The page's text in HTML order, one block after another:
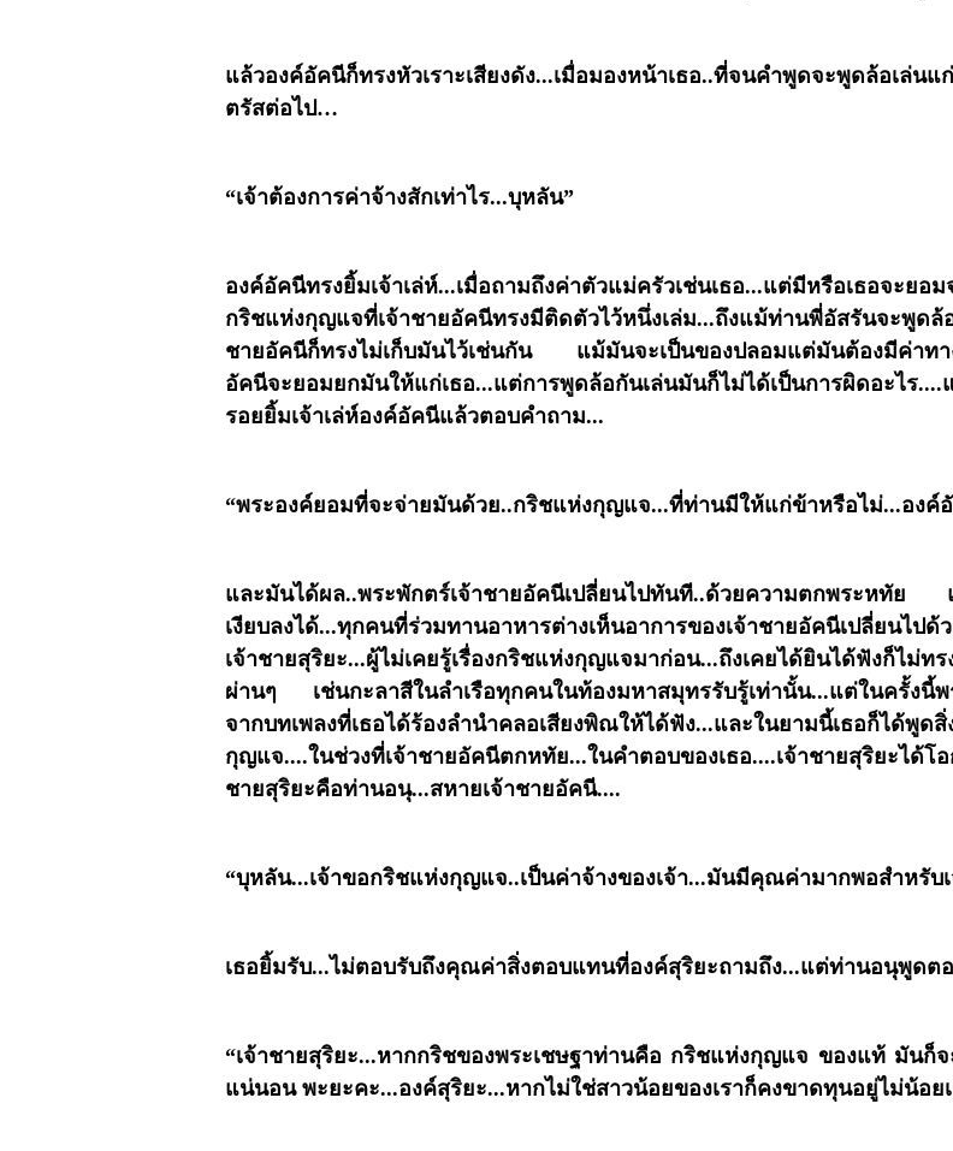
แล้วองค์อัคนีก็ทรงหัวเราะเสียงดัง...เมื่อมองหน้าเธอ..ที่จนคำพูดจะพูดล้อเล่น
ตรัสต่อไป…
“เจ้าต้องการค่าจ้างสักเท่าไร...บุหลัน”
องค์อัคนีทรงยิ้มเจ้าเล่ห์...เมื่อถามถึงค่าตัวแม่ครัวเช่นเธอ...แต่มีหรือเธอจะ
กริชแห่งกุญแจที่เจ้าชายอัคนีทรงมีติดตัวไว้หนึ่งเล่ม...ถึงแม้ท่านพี่อัสรันจะพูดล้
ชายอัคนีก็ทรงไม่เก็บมันไว้เช่นกัน แม้มันจะเป็นของปลอมแต่มันต้องมีค่าทา
อัคนีจะยอมยกมันให้แก่เธอ...แต่การพูดล้อกันเล่นมันก็ไม่ได้เป็นการผิดอะไร....
รอยยิ้มเจ้าเล่ห์องค์อัคนีแล้วตอบคำถาม...
“พระองค์ยอมที่จะจ่ายมันด้วย..กริชแห่งกุญแจ...ที่ท่านมีให้แก่ข้าหรือไม่...องค์
และมันได้ผล..พระพักตร์เจ้าชายอัคนีเปลี่ยนไปทันที..ด้วยความตกพระหทัย
เงียบลงได้...ทุกคนที่ร่วมทานอาหารต่างเห็นอาการของเจ้าชายอัคนีเปลี่ยนไ
เจ้าชายสุริยะ...ผู้ไม่เคยรู้เรื่องกริชแห่งกุญแจมาก่อน...ถึงเคยได้ยินได้ฟังก็ไม่ท
ผ่านๆ เช่นกะลาสีในลำเรือทุกคนในท้องมหาสมุทรรับรู้เท่านั้น...แต่ในครั้งนี้พ
จากบทเพลงที่เธอได้ร้องลำนำคลอเสียงพิณให้ได้ฟัง...และในยามนี้เธอก็ได้พู
กุญแจ....ในช่วงที่เจ้าชายอัคนีตกหทัย...ในคำตอบของเธอ....เจ้าชายสุริยะได้
ชายสุริยะคือท่านอนุ...สหายเจ้าชายอัคนี....
“บุหลัน...เจ้าขอกริชแห่งกุญแจ..เป็นค่าจ้างของเจ้า...มันมีคุณค่ามากพอสำหรับ
เธอยิ้มรับ...ไม่ตอบรับถึงคุณค่าสิ่งตอบแทนที่องค์สุริยะถามถึง...แต่ท่านอนุพูดต
“เจ้าชายสุริยะ...หากกริชของพระเชษฐาท่านคือ กริชแห่งกุญแจ ของแท้ มันก็
แน่นอน พะยะคะ...องค์สุริยะ...หากไม่ใช่สาวน้อยของเราก็คงขาดทุนอยู่ไม่น้อย